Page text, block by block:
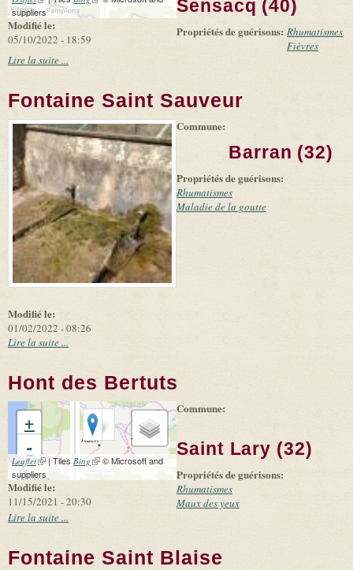
suppliers
Modifié le:
05/10/2022 - 18:59
Sensacq (40)
Propriétés de guérisons: Rhumatismes
Fièvres
Lire la suite ...
Fontaine Saint Sauveur
Leaflet (link is
|
Tiles
(link is
external)
©
Microsoft
and
suppliers
Modifié le:
01/02/2022 - 08:26
Commune:
Barran (32)
Propriétés de guérisons:
Rhumatismes
Maladie de la goutte
Lire la suite ...
Hont des Bertuts
+
-
Leaflet(link is external)
| Tiles Bing (link is external)
© Microsoft and
suppliers
Modifié le:
11/15/2021 - 20:30
Commune:
Saint Lary (32)
Propriétés de guérisons:
Rhumatismes
Maux des yeux
Lire la suite ...
Fontaine Saint Blaise